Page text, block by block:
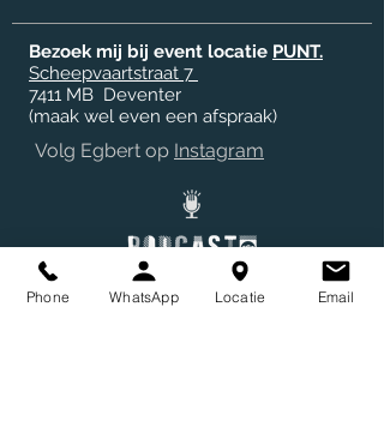
Bezoek mij bij event locatie PUNT.
Scheepvaartstraat 7
7411 MB Deventer
(maak wel even een afspraak)
Volg Egbert op Instagram
Huur een Podcast Studio
Phone WhatsApp Locatie Email